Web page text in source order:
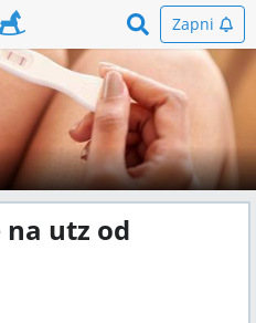
Zapni
na utz od